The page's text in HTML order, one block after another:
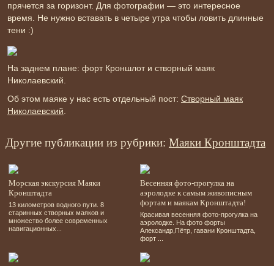
прячется за горизонт. Для фотографии — это интересное
время. Не нужно вставать в четыре утра чтобы ловить длинные
тени :)
На заднем плане: форт Кроншлот и створный маяк
Николаевский.
Об этом маяке у нас есть отдельный пост: Створный маяк
Николаевский
Другие публикации из рубрики: Маяки Кронштадта
Морская экскурсия Маяки
Кронштадта
13 километров водного пути. 8
старинных створных маяков и
множество более современных
навигационных...
Весенняя фото-прогулка на
аэролодке к самым живописным
фортам и маякам Кронштадта!
Красивая весенняя фото-прогулка на
аэролодке. На фото форты
Александр,Пётр, гавани Кронштадта,
форт ...